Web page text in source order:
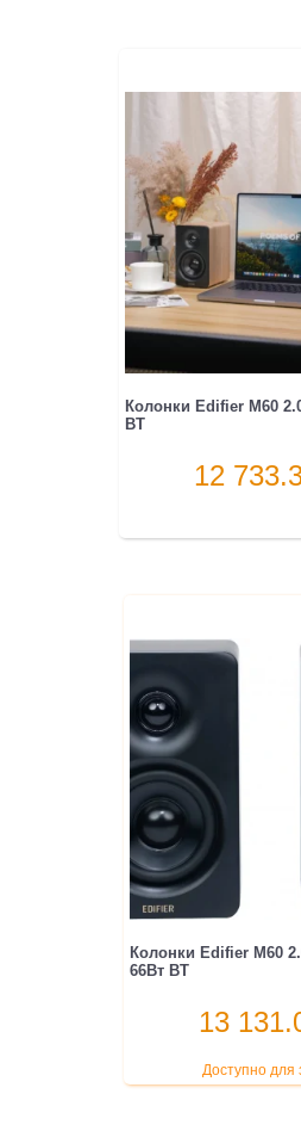
Колонки Edifier M60
BT
12
Колонки Edifier M60
66Вт BT
13
Доступно для